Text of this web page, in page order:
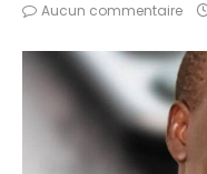
Aucun commentaire